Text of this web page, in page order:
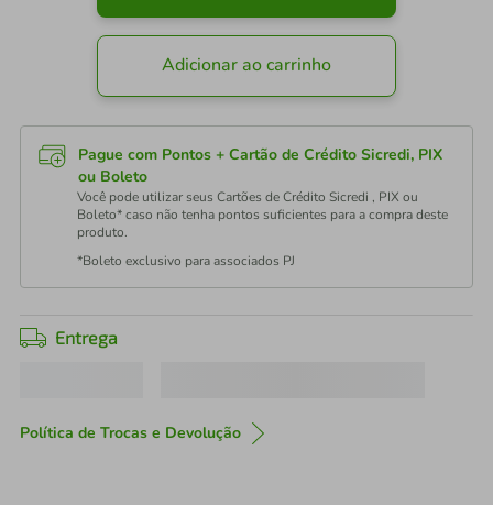
Adicionar ao carrinho
Pague com Pontos + Cartão de Crédito Sicredi, PIX
ou Boleto
Você pode utilizar seus Cartões de Crédito Sicredi , PIX ou
Boleto* caso não tenha pontos suficientes para a compra deste
produto.
*Boleto exclusivo para associados PJ
Entrega
Política de Trocas e Devolução